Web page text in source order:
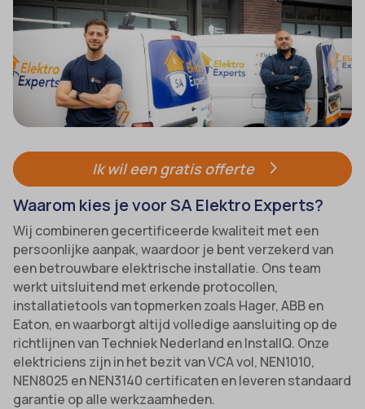
Ik wil een gratis offerte
Waarom kies je voor SA Elektro Experts?
Wij combineren gecertificeerde kwaliteit met een
persoonlijke aanpak, waardoor je bent verzekerd van
een betrouwbare elektrische installatie. Ons team
werkt uitsluitend met erkende protocollen,
installatietools van topmerken zoals Hager, ABB en
Eaton, en waarborgt altijd volledige aansluiting op de
richtlijnen van Techniek Nederland en InstallQ. Onze
elektriciens zijn in het bezit van VCA vol, NEN1010,
NEN8025 en NEN3140 certificaten en leveren standaard
garantie op alle werkzaamheden.